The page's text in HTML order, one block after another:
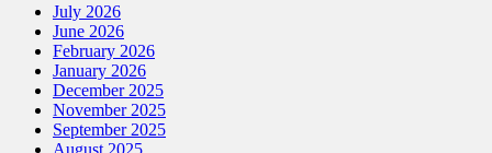
July 2026
June 2026
February 2026
January 2026
December 2025
November 2025
September 2025
August 2025